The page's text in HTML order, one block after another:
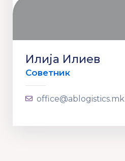
Илија Илиев
Советник
office@ablogistics.mk